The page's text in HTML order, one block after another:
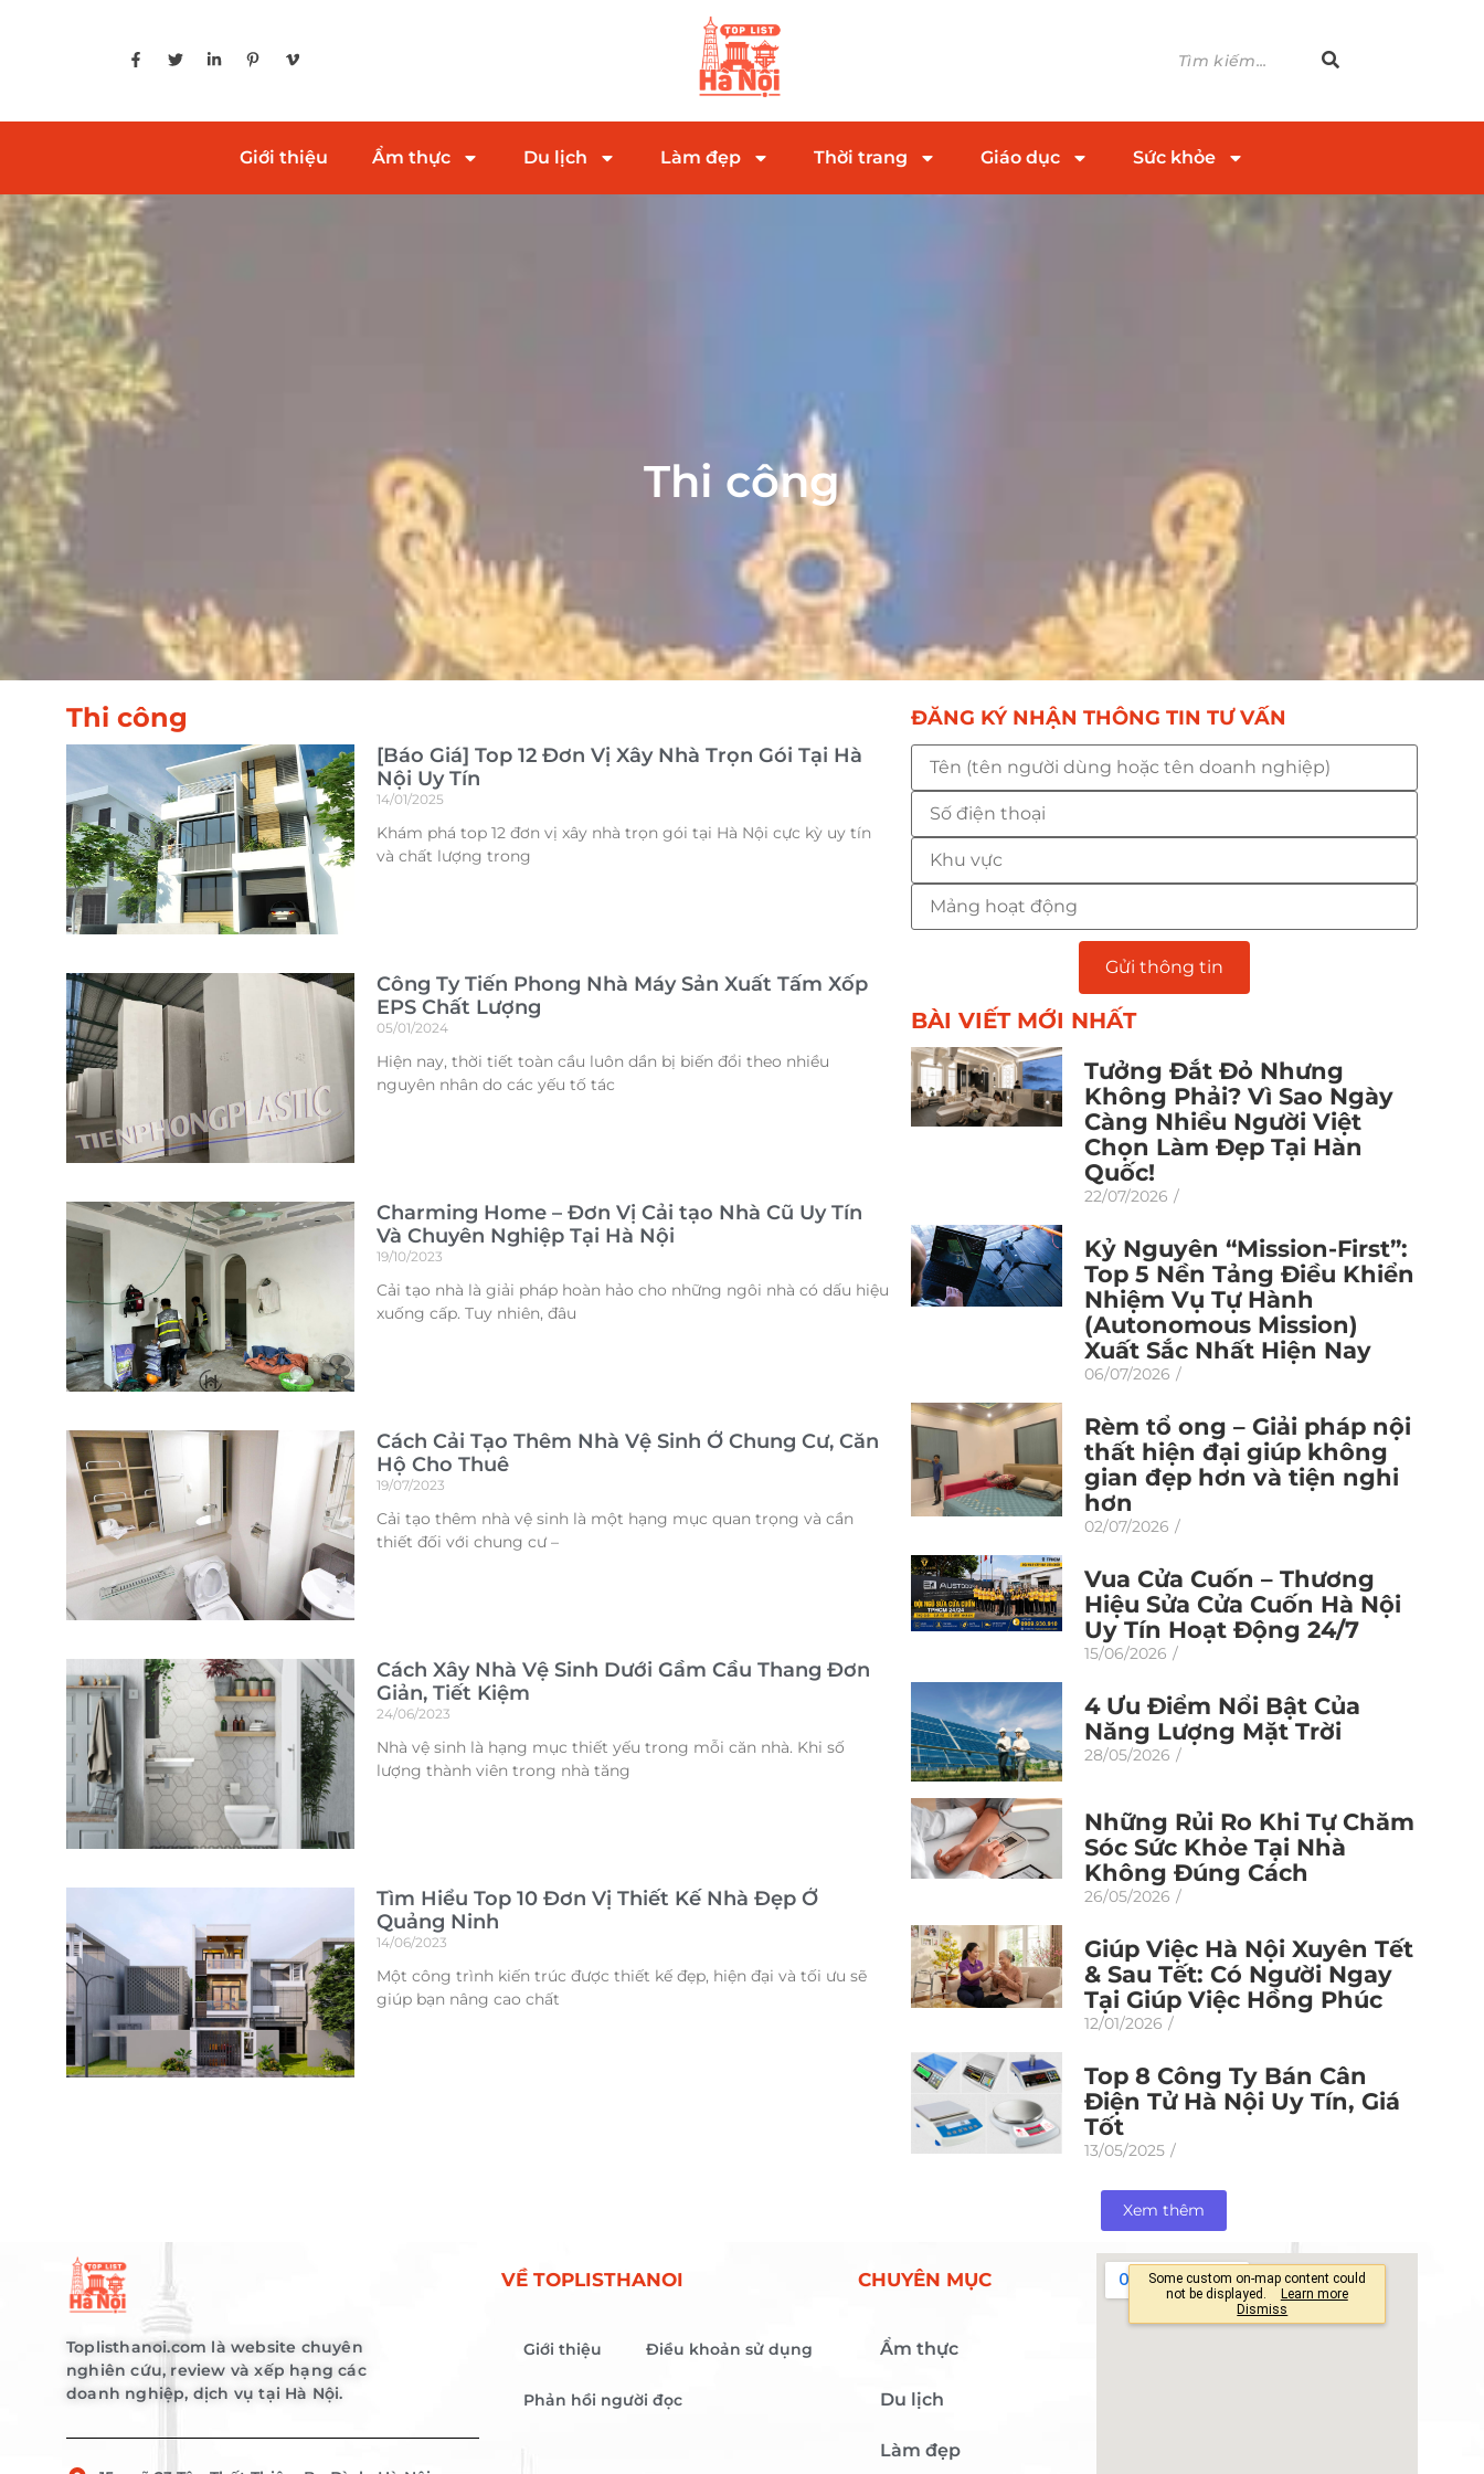
Giới thiệu Ẩm thực Du lịch Làm đẹp Thời trang Giáo dục Sức khỏe
Thi công
Thi công
[Báo Giá] Top 12 Đơn Vị Xây Nhà Trọn Gói Tại Hà
Nội Uy Tín
14/01/2025
Khám phá top 12 đơn vị xây nhà trọn gói tại Hà Nội cực kỳ uy tín
và chất lượng trong
Công Ty Tiến Phong Nhà Máy Sản Xuất Tấm Xốp
EPS Chất Lượng
05/01/2024
Hiện nay, thời tiết toàn cầu luôn dần bị biến đổi theo nhiều
nguyên nhân do các yếu tố tác
Charming Home – Đơn Vị Cải tạo Nhà Cũ Uy Tín
Và Chuyên Nghiệp Tại Hà Nội
19/10/2023
Cải tạo nhà là giải pháp hoàn hảo cho những ngôi nhà có dấu hiệu
xuống cấp. Tuy nhiên, đâu
Cách Cải Tạo Thêm Nhà Vệ Sinh Ở Chung Cư, Căn
Hộ Cho Thuê
19/07/2023
Cải tạo thêm nhà vệ sinh là một hạng mục quan trọng và cần
thiết đối với chung cư –
Cách Xây Nhà Vệ Sinh Dưới Gầm Cầu Thang Đơn
Giản, Tiết Kiệm
24/06/2023
Nhà vệ sinh là hạng mục thiết yếu trong mỗi căn nhà. Khi số
lượng thành viên trong nhà tăng
Tìm Hiểu Top 10 Đơn Vị Thiết Kế Nhà Đẹp Ở
Quảng Ninh
14/06/2023
Một công trình kiến trúc được thiết kế đẹp, hiện đại và tối ưu sẽ
giúp bạn nâng cao chất
ĐĂNG KÝ NHẬN THÔNG TIN TƯ VẤN
Gửi thông tin
BÀI VIẾT MỚI NHẤT
Tưởng Đắt Đỏ Nhưng
Không Phải? Vì Sao Ngày
Càng Nhiều Người Việt
Chọn Làm Đẹp Tại Hàn
Quốc!
22/07/2026 /
Kỷ Nguyên “Mission-First”:
Top 5 Nền Tảng Điều Khiển
Nhiệm Vụ Tự Hành
(Autonomous Mission)
Xuất Sắc Nhất Hiện Nay
06/07/2026 /
Rèm tổ ong – Giải pháp nội
thất hiện đại giúp không
gian đẹp hơn và tiện nghi
hơn
02/07/2026 /
Vua Cửa Cuốn – Thương
Hiệu Sửa Cửa Cuốn Hà Nội
Uy Tín Hoạt Động 24/7
15/06/2026 /
4 Ưu Điểm Nổi Bật Của
Năng Lượng Mặt Trời
28/05/2026 /
Những Rủi Ro Khi Tự Chăm
Sóc Sức Khỏe Tại Nhà
Không Đúng Cách
26/05/2026 /
Giúp Việc Hà Nội Xuyên Tết
& Sau Tết: Có Người Ngay
Tại Giúp Việc Hồng Phúc
12/01/2026 /
Top 8 Công Ty Bán Cân
Điện Tử Hà Nội Uy Tín, Giá
Tốt
13/05/2025 /
Xem thêm
Toplisthanoi.com là website chuyên
nghiên cứu, review và xếp hạng các
doanh nghiệp, dịch vụ tại Hà Nội.
VỀ TOPLISTHANOI
Giới thiệu Điều khoản sử dụng
Phản hồi người đọc
CHUYÊN MỤC
Ẩm thực
Du lịch
Làm đẹp